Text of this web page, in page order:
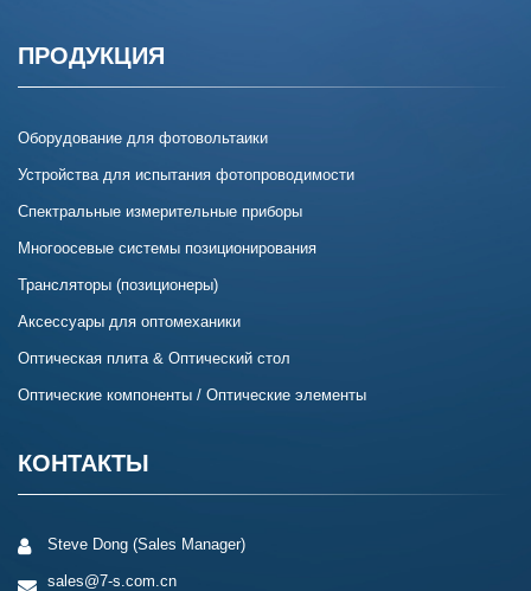
ПРОДУКЦИЯ
Оборудование для фотовольтаики
Устройства для испытания фотопроводимости
Спектральные измерительные приборы
Многоосевые системы позиционирования
Трансляторы (позиционеры)
Аксессуары для оптомеханики
Оптическая плита & Оптический стол
Оптические компоненты / Оптические элементы
КОНТАКТЫ
Steve Dong (Sales Manager)
sales@7-s.com.cn